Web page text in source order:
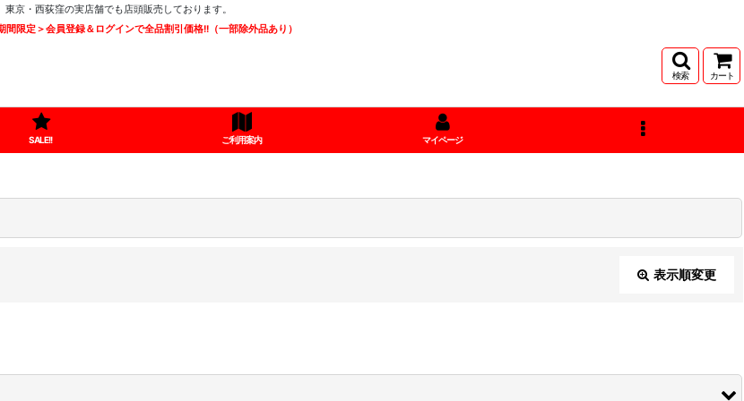
京・西荻窪の実店舗でも店頭販売しております。
間限定＞会員登録＆ログインで全品割引価格!!（一部除外品あり）
検索 カート
SALE!! ご利用案内 マイページ
表示順変更